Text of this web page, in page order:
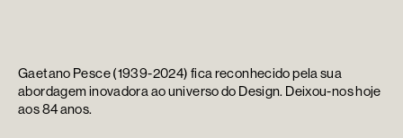
Gaetano Pesce (1939-2024) fica reconhecido pela sua
abordagem inovadora ao universo do Design. Deixou-nos hoje
aos 84 anos.